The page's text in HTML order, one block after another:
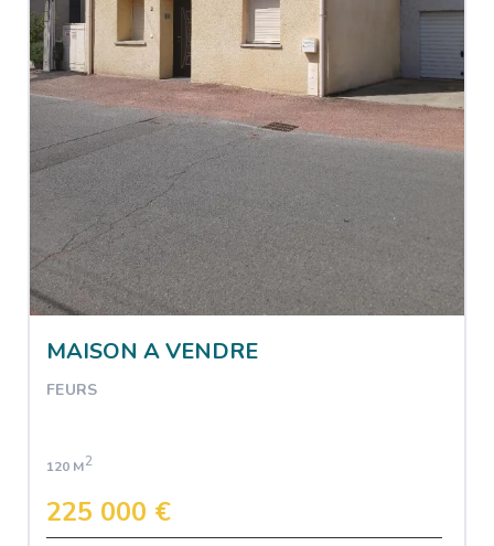
MAISON A VENDRE
FEURS
120 M2
225 000 €